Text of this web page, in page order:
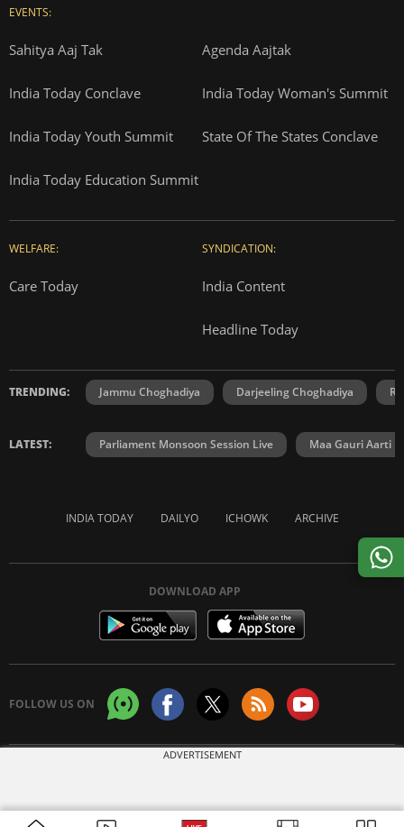
EVENTS:
Sahitya Aaj Tak Agenda Aajtak
India Today Conclave India Today Woman's Summit
India Today Youth Summit State Of The States Conclave
India Today Education Summit
WELFARE:
Care Today
SYNDICATION:
India Content
Headline Today
TRENDING: Jammu Choghadiya Darjeeling Choghadiya
LATEST: Parliament Monsoon Session Live Maa Gauri Aarti
INDIA TODAY DAILYO ICHOWK ARCHIVE
DOWNLOAD APP
FOLLOW US ON
ADVERTISEMENT